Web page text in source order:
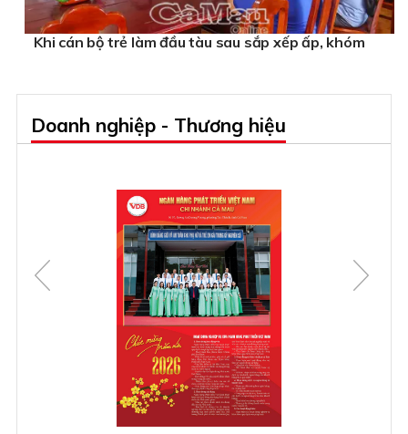
Khi cán bộ trẻ làm đầu tàu sau sắp xếp ấp, khóm
Doanh nghiệp - Thương hiệu